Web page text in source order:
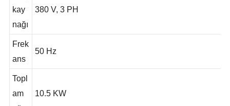
Güç
kay
nağı
Frek
Topl